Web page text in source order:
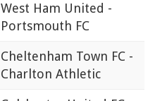
West Ham United -
Portsmouth FC
Cheltenham Town FC -
Charlton Athletic